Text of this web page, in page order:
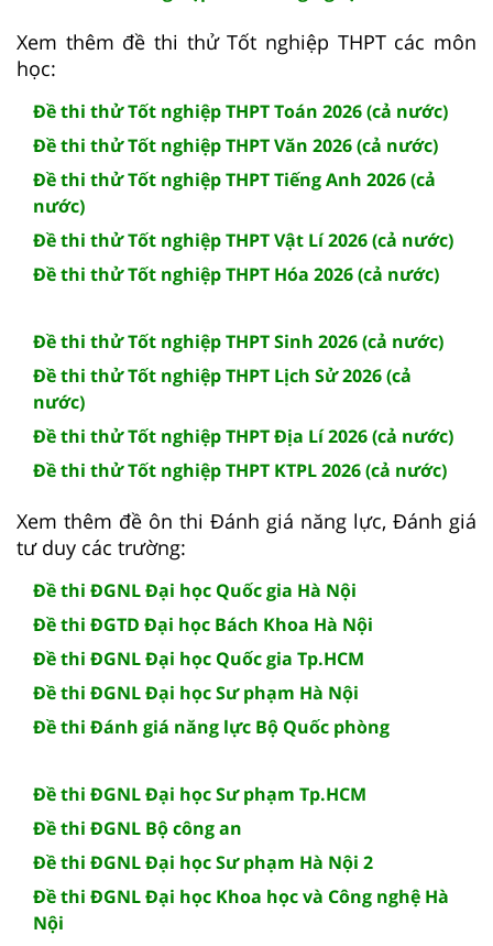
Xem thêm đề thi thử Tốt nghiệp THPT các môn
học:
Đề thi thử Tốt nghiệp THPT Toán 2026 (cả nước)
Đề thi thử Tốt nghiệp THPT Văn 2026 (cả nước)
Đề thi thử Tốt nghiệp THPT Tiếng Anh 2026 (cả
nước)
Đề thi thử Tốt nghiệp THPT Vật Lí 2026 (cả nước)
Đề thi thử Tốt nghiệp THPT Hóa 2026 (cả nước)
Đề thi thử Tốt nghiệp THPT Sinh 2026 (cả nước)
Đề thi thử Tốt nghiệp THPT Lịch Sử 2026 (cả
nước)
Đề thi thử Tốt nghiệp THPT Địa Lí 2026 (cả nước)
Đề thi thử Tốt nghiệp THPT KTPL 2026 (cả nước)
Xem thêm đề ôn thi Đánh giá năng lực, Đánh giá
tư duy các trường:
Đề thi ĐGNL Đại học Quốc gia Hà Nội
Đề thi ĐGTD Đại học Bách Khoa Hà Nội
Đề thi ĐGNL Đại học Quốc gia Tp.HCM
Đề thi ĐGNL Đại học Sư phạm Hà Nội
Đề thi Đánh giá năng lực Bộ Quốc phòng
Đề thi ĐGNL Đại học Sư phạm Tp.HCM
Đề thi ĐGNL Bộ công an
Đề thi ĐGNL Đại học Sư phạm Hà Nội 2
Đề thi ĐGNL Đại học Khoa học và Công nghệ Hà
Nội